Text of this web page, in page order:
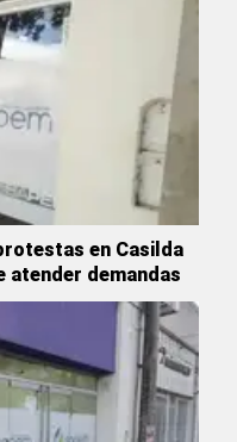
en Casilda
atender demandas